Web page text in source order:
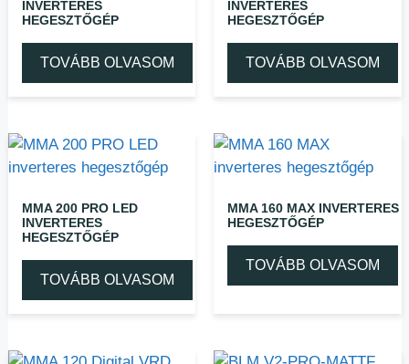
INVERTERES
HEGESZTŐGÉP
TOVÁBB OLVASOM
INVERTERES
HEGESZTŐGÉP
TOVÁBB OLVASOM
MMA 200 PRO LED
INVERTERES
HEGESZTŐGÉP
TOVÁBB OLVASOM
MMA 160 MAX INVERTERES
HEGESZTŐGÉP
TOVÁBB OLVASOM